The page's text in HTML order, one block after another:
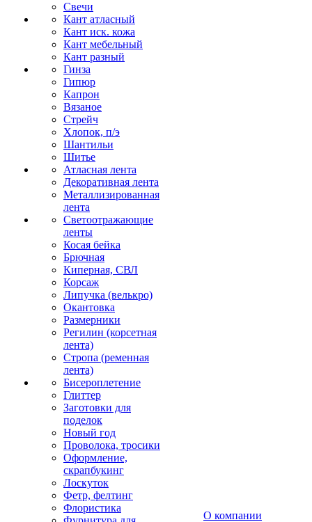
Свечи
Кант атласный
Кант иск. кожа
Кант мебельный
Кант разный
Гинза
Гипюр
Капрон
Вязаное
Стрейч
Хлопок, п/э
Шантильи
Шитье
Атласная лента
Декоративная лента
Металлизированная
лента
Светоотражающие
ленты
Косая бейка
Брючная
Киперная, СВЛ
Корсаж
Липучка (велькро)
Окантовка
Размерники
Регилин (корсетная
лента)
Стропа (ременная
лента)
Бисероплетение
Глиттер
Заготовки для
поделок
Новый год
Проволока, тросики
Оформление,
скрапбукинг
Лоскуток
Фетр, фелтинг
Флористика
О компании